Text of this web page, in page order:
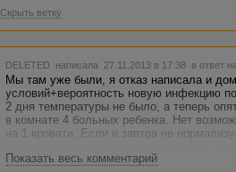
Скрыть ветку
DELETED написала 27.11.2013 в 17:38 в ответ
Мы там уже были, я отказ написала и
условий+вероятность новую инфекцию
2 дня температуры не было, а теперь
в комнате 4 больных ребенка. Нет
на 1 кровати. Если и завтра не
Показать весь комментарий